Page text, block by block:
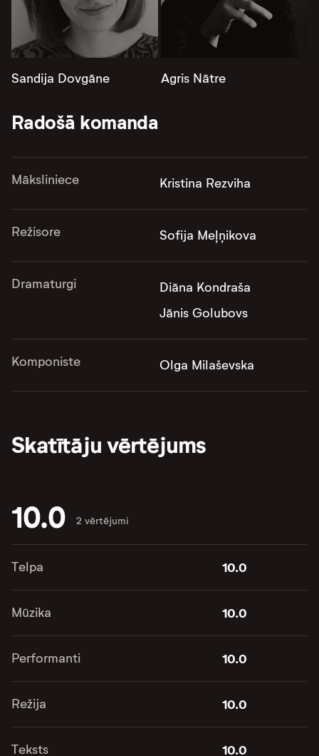
Sandija Dovgāne Agris Nātre
Radošā komanda
Māksliniece Kristina Rezviha
Režisore Sofija Meļņikova
Dramaturgi
Diāna Kondraša
Jānis Golubovs
Komponiste Olga Milaševska
Skatītāju vērtējums
10.0 2 vērtējumi
Telpa 10.0
Mūzika 10.0
Performanti 10.0
Režija 10.0
Teksts 10.0